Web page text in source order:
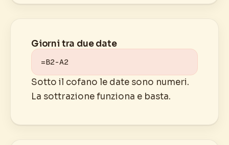
Giorni tra due date
=B2-A2
Sotto il cofano le date sono numeri.
La sottrazione funziona e basta.